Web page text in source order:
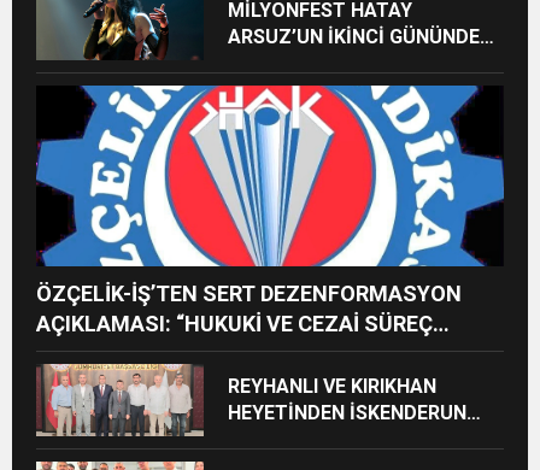
MİLYONFEST HATAY
ARSUZ’UN İKİNCİ GÜNÜNDE
ALACAK
ÖZÇELİK-İŞ’TEN SERT DEZENFORMASYON
AÇIKLAMASI: “HUKUKİ VE CEZAİ SÜREÇ
BAŞLATILDI”
REYHANLI VE KIRIKHAN
HEYETİNDEN İSKENDERUN